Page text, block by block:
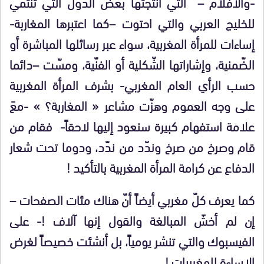
للخليج العربي والتي احتوت –كما اعتبرها المغاربة-
إساءات للمرأة المغربية، سواء عبر رسائلها المباشرة أو
الضّمنية، وإشاراتها الشّكلية أو الفنّية، ومسّت –دائما
حسب الرأي العام المغربي- بشرف المرأة المغربية
على وجه العموم وهزّت مشاعر « المغاربة؟ » -معَ
علامة استفهام كبيرة سنعود إليها لاحقاً- فقام من
قام وصرخ من صرخ وندّد من ندّد، ودوما تحت شعار
الدفاع عن كرامة المرأة المغربية بالتأكيد!
كما يعرف كلّ مغربي أيضاً أنّ هناك مئات الصفحات –
إن لم أخشَ المبالغة والقول إنها آلاف !- على
الفيسبوك والتي تنشر يومياً، بل أنشئت خصيصاً لغرض